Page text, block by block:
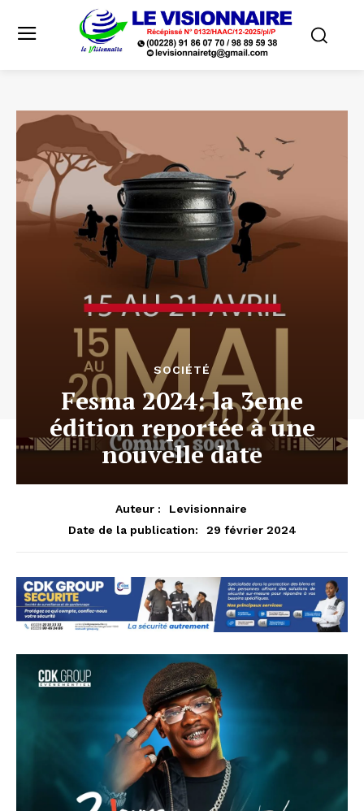
SOCIÉTÉ
Fesma 2024: la 3eme
édition reportée à une
nouvelle date
Auteur :
Levisionnaire
Date de la publication:
29 février 2024